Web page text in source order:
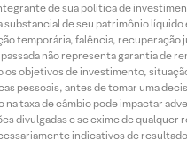
de sua política de
de seu patrimônio
temporária, falência,
não representa garantia de
os objetivos de investimento,
pessoais, antes de tomar uma
taxa de câmbio pode impactar
divulgadas e se exime de
indicativos de